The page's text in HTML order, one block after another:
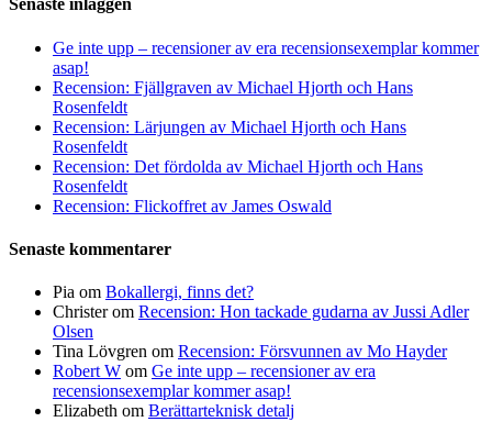
Senaste inläggen
Ge inte upp – recensioner av era recensionsexemplar kommer
asap!
Recension: Fjällgraven av Michael Hjorth och Hans
Rosenfeldt
Recension: Lärjungen av Michael Hjorth och Hans
Rosenfeldt
Recension: Det fördolda av Michael Hjorth och Hans
Rosenfeldt
Recension: Flickoffret av James Oswald
Senaste kommentarer
Pia om Bokallergi, finns det?
Christerom Recension: Hon tackade gudarna av Jussi Adler
Olsen
Tina Lövgren om Recension: Försvunnen av Mo Hayder
Robert W om Ge inte upp – recensioner av era
recensionsexemplar kommer asap!
Elizabeth om Berättarteknisk detalj